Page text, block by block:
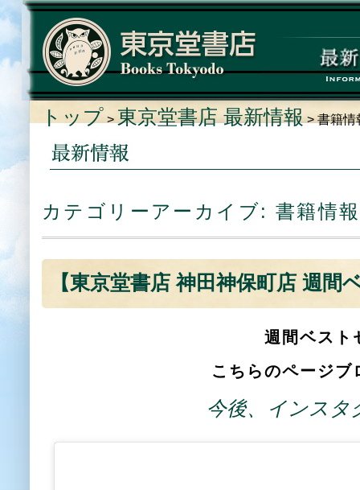
トップ > 東京堂書店 最新情報 > 書籍情
カテゴリーアーカイブ: 書籍情
【東京堂書店 神田神保町店 週間
週間ベスト
こちらのページ
今後、インスタ